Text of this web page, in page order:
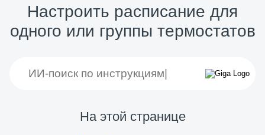
Настроить расписание для
одного или группы термостатов
На этой странице